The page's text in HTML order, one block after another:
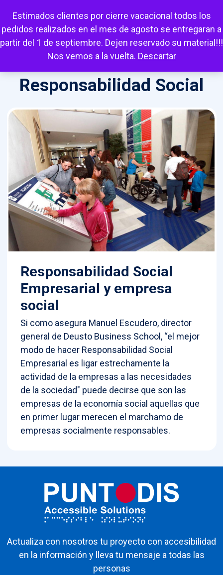
Estimados clientes por cierre vacacional todos los
pedidos realizados en el mes de agosto se entregaran a
partir del 1 de septiembre. Dejen reservado su material!!!
Nos vemos a la vuelta. Descartar
Mi cuenta Carrito Favoritos Escuchar
Responsabilidad Social
Responsabilidad Social
Empresarial y empresa
social
Si como asegura Manuel Escudero, director
general de Deusto Business School, “el mejor
modo de hacer Responsabilidad Social
Empresarial es ligar estrechamente la
actividad de la empresas a las necesidades
de la sociedad" puede decirse que son las
empresas de la economía social aquellas que
en primer lugar merecen el marchamo de
empresas socialmente responsables.
Actualiza con nosotros tu proyecto con accesibilidad
en la información y lleva tu mensaje a todas las
personas